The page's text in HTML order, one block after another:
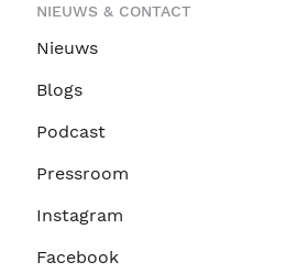
NIEUWS & CONTACT
Nieuws
Blogs
Podcast
Pressroom
Instagram
Facebook